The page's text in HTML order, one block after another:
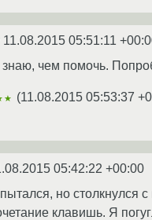
11.08.2015 05:51:11
знаю, чем помочь.
(11.08.2015 05:53:37
05:42:22 +00:00
но столкнулся
клавишь. Я